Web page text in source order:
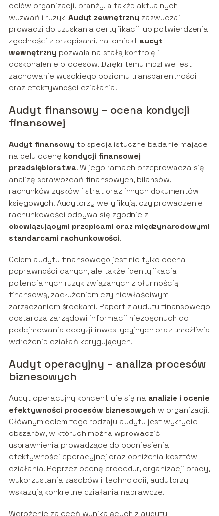
celów organizacji, branży, a także aktualnych
wyzwań i ryzyk.Audyt zewnętrzny zazwyczaj
prowadzi do uzyskania certyfikacji lub potwierdzenia
zgodności z przepisami, natomiast audyt
wewnętrzny pozwala na stałą kontrolę i
doskonalenie procesów. Dzięki temu możliwe jest
zachowanie wysokiego poziomu transparentności
oraz efektywności działania.
Audyt finansowy – ocena kondycji
finansowej
Audyt finansowy to specjalistyczne badanie mające
na celu ocenę kondycji finansowej
przedsiębiorstwa. W jego ramach przeprowadza się
analizę sprawozdań finansowych, bilansów,
rachunków zysków i strat oraz innych dokumentów
księgowych. Audytorzy weryfikują, czy prowadzenie
rachunkowości odbywa się zgodnie z
obowiązującymi przepisami oraz międzynarodowymi
standardami rachunkowości.
Celem audytu finansowego jest nie tylko ocena
poprawności danych, ale także identyfikacja
potencjalnych ryzyk związanych z płynnością
finansową, zadłużeniem czy niewłaściwym
zarządzaniem środkami. Raport z audytu finansowego
dostarcza zarządowi informacji niezbędnych do
podejmowania decyzji inwestycyjnych oraz umożliwia
wdrożenie działań korygujących.
Audyt operacyjny – analiza procesów
biznesowych
Audyt operacyjny koncentruje się na analizie i ocenie
efektywności procesów biznesowych w organizacji.
Głównym celem tego rodzaju audytu jest wykrycie
obszarów, w których można wprowadzić
usprawnienia prowadzące do podniesienia
efektywności operacyjnej oraz obniżenia kosztów
działania. Poprzez ocenę procedur, organizacji pracy,
wykorzystania zasobów i technologii, audytorzy
wskazują konkretne działania naprawcze.
Wdrożenie zaleceń wynikających z audytu